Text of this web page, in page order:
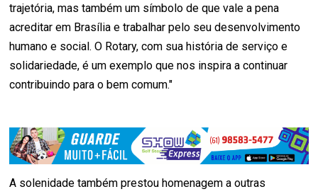
trajetória, mas também um símbolo de que vale a pena
acreditar em Brasília e trabalhar pelo seu desenvolvimento
humano e social. O Rotary, com sua história de serviço e
solidariedade, é um exemplo que nos inspira a continuar
contribuindo para o bem comum."
A solenidade também prestou homenagem a outras